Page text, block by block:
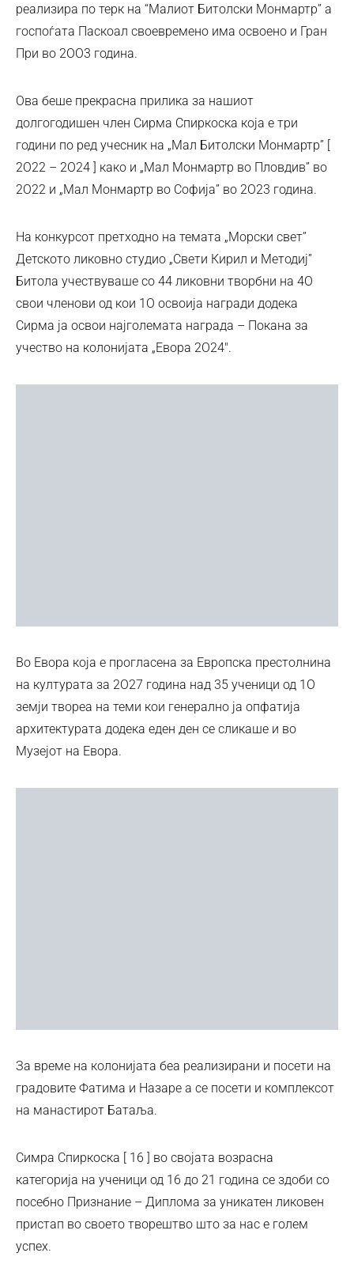
реализира по терк на “Малиот Битолски Монмартр” а
госпоѓата Паскоал своевремено има освоено и Гран
При во 2ОО3 година.
Ова беше прекрасна прилика за нашиот
долгогодишен член Сирма Спиркоска која е три
години по ред учесник на „Мал Битолски Монмартр” [
2O22 – 2O24 ] како и „Мал Монмартр во Пловдив” во
2О22 и „Мал Монмартр во Софија” во 2О23 година.
На конкурсот претходно на темата „Морски свет”
Детското ликовно студио „Свети Кирил и Методиј”
Битола учествуваше со 44 ликовни творбни на 4О
свои членови од кои 1О освоија награди додека
Сирма ја освои најголемата награда – Покана за
учество на колонијата „Евора 2О24″.
Во Евора која е прогласена за Европска престолнина
на културата за 2О27 година над 35 ученици од 1О
земји твореа на теми кои генерално ја опфатија
архитектурата додека еден ден се сликаше и во
Музејот на Евора.
За време на колонијата беа реализирани и посети на
градовите Фатима и Назаре а се посети и комплексот
на манастирот Батаља.
Симра Спиркоска [ 16 ] во својата возрасна
категорија на ученици од 16 до 21 година се здоби со
посебно Признание – Диплома за уникатен ликовен
пристап во своето творештво што за нас е голем
успех.